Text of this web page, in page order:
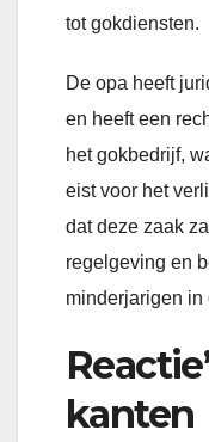
tot gokdiensten.
De opa heeft
en heeft een
het gokbedrijf,
eist voor het
dat deze zaak
regelgeving en
minderjarigen in
kanten